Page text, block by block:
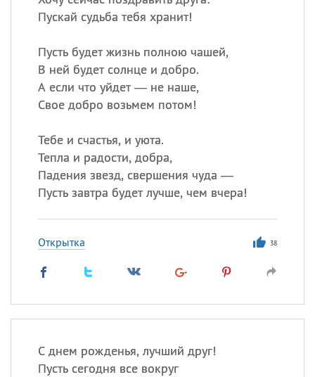
Пускай судьба тебя хранит!
Пусть будет жизнь полною чашей,
В ней будет солнце и добро.
А если что уйдет — не наше,
Свое добро возьмем потом!
Тебе и счастья, и уюта.
Тепла и радости, добра,
Падения звезд, свершения чуда —
Пусть завтра будет лучше, чем вчера!
Открытка 38
С днем рожденья, лучший друг!
Пусть сегодня все вокруг